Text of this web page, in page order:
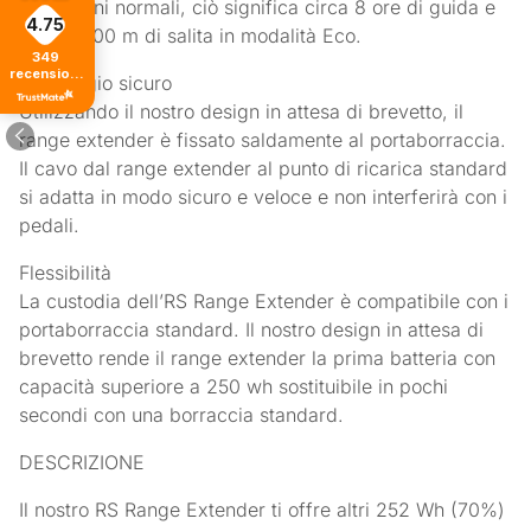
condizioni normali, ciò significa circa 8 ore di guida e
oltre 4.000 m di salita in modalità Eco.
Montaggio sicuro
Utilizzando il nostro design in attesa di brevetto, il
range extender è fissato saldamente al portaborraccia.
Il cavo dal range extender al punto di ricarica standard
si adatta in modo sicuro e veloce e non interferirà con i
pedali.
Flessibilità
La custodia dell’RS Range Extender è compatibile con i
portaborraccia standard. Il nostro design in attesa di
brevetto rende il range extender la prima batteria con
capacità superiore a 250 wh sostituibile in pochi
secondi con una borraccia standard.
DESCRIZIONE
Il nostro RS Range Extender ti offre altri 252 Wh (70%)
4.75
349
recensioni
di tutti i
tempi